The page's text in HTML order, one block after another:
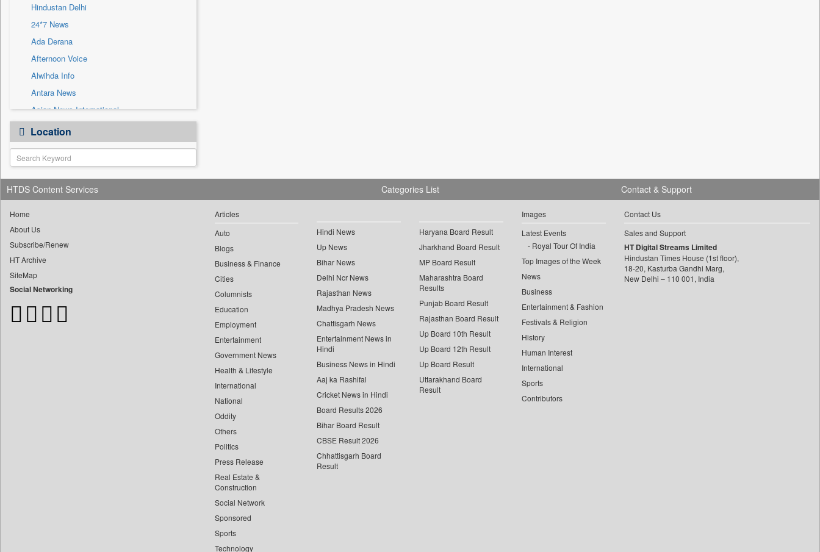
Sec
Solicitation
Hindustan Delhi
24*7 News
Ada Derana
Afternoon Voice
Alwihda Info
Antara News
Asian News International
Astro Devam
Australian Government News
Autox
Bis Research
Bana Africa Gossips
Bang Gaming
Bang Showbiz
Bang Tech
Bangladesh Business News
Location
HTDS Content Services
Home
About Us
Subscribe/Renew
HT Archive
SiteMap
Social Networking
Categories List
Articles
Auto
Blogs
Business & Finance
Cities
Columnists
Education
Employment
Entertainment
Government News
Health & Lifestyle
International
National
Oddity
Others
Politics
Press Release
Real Estate &
Construction
Social Network
Sponsored
Sports
Technology
Hindi News
Up News
Bihar News
Delhi Ncr News
Rajasthan News
Madhya Pradesh News
Chattisgarh News
Entertainment News in
Hindi
Business News in Hindi
Aaj ka Rashifal
Cricket News in Hindi
Board Results 2026
Bihar Board Result
CBSE Result 2026
Chhattisgarh Board
Result
Haryana Board Result
Jharkhand Board Result
MP Board Result
Maharashtra Board
Results
Punjab Board Result
Rajasthan Board Result
Up Board 10th Result
Up Board 12th Result
Up Board Result
Uttarakhand Board
Result
Images
Latest Events
Royal Tour Of India
Top Images of the Week
News
Business
Entertainment & Fashion
Festivals & Religion
History
Human Interest
International
Sports
Contributors
Contact & Support
Contact Us
Sales and Support
HT Digital Streams Limited
Hindustan Times House (1st floor),
18-20, Kasturba Gandhi Marg,
New Delhi – 110 001, India